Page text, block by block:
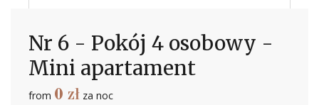
from 0 zł za noc
Nr 6 - Pokój 4 osobowy -
Mini apartament